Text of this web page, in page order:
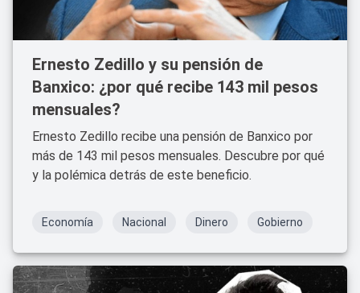
Ernesto Zedillo y su pensión de
Banxico: ¿por qué recibe 143 mil pesos
mensuales?
Ernesto Zedillo recibe una pensión de Banxico por
más de 143 mil pesos mensuales. Descubre por qué
y la polémica detrás de este beneficio.
Economía Nacional Dinero Gobierno